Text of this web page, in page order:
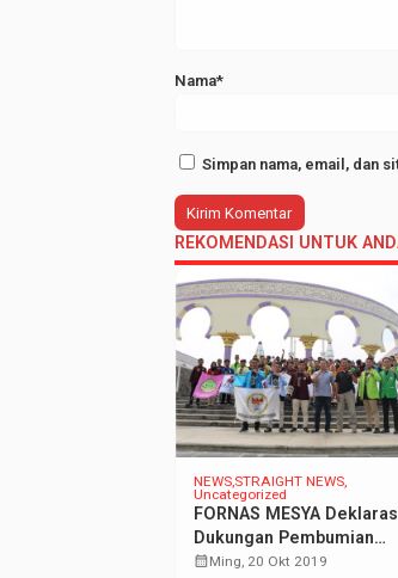
Nama*
Simpan nama, email, dan
REKOMENDASI UNTUK
NEWS STRAIGHT NEWS
Uncategorized
FORNAS MESYA
Dukungan Pembumian
Ekonomi Syariah di
calendar_monthMing, 20 Okt 2019